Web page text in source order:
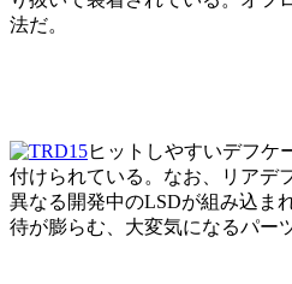
法だ。
ヒットしやすいデフケ
付けられている。なお、リアデ
異なる開発中のLSDが組み込ま
待が膨らむ、大変気になるパー